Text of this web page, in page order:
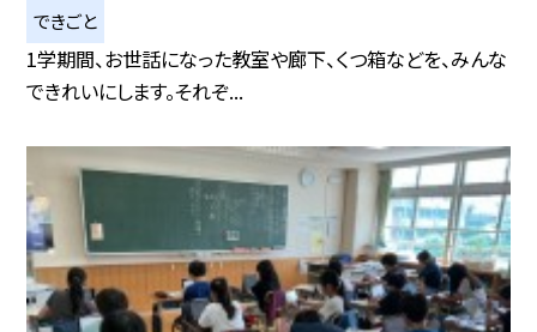
できごと
1学期間、お世話になった教室や廊下、くつ箱などを、みんな
できれいにします。それぞ...